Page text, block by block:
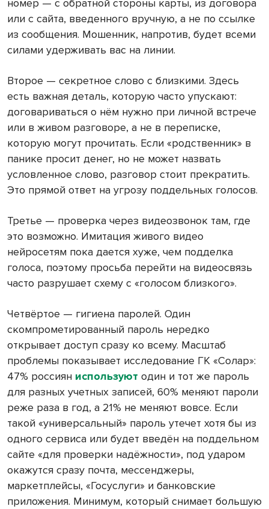
номер — с обратной стороны карты, из договора
или с сайта, введенного вручную, а не по ссылке
из сообщения. Мошенник, напротив, будет всеми
силами удерживать вас на линии.
Второе — секретное слово с близкими. Здесь
есть важная деталь, которую часто упускают:
договариваться о нём нужно при личной встрече
или в живом разговоре, а не в переписке,
которую могут прочитать. Если «родственник» в
панике просит денег, но не может назвать
условленное слово, разговор стоит прекратить.
Это прямой ответ на угрозу поддельных голосов.
Третье — проверка через видеозвонок там, где
это возможно. Имитация живого видео
нейросетям пока дается хуже, чем подделка
голоса, поэтому просьба перейти на видеосвязь
часто разрушает схему с «голосом близкого».
Четвёртое — гигиена паролей. Один
скомпрометированный пароль нередко
открывает доступ сразу ко всему. Масштаб
проблемы показывает исследование ГК «Солар»:
47% россиян используют один и тот же пароль
для разных учетных записей, 60% меняют пароли
реже раза в год, а 21% не меняют вовсе. Если
такой «универсальный» пароль утечет хотя бы из
одного сервиса или будет введён на поддельном
сайте «для проверки надёжности», под ударом
окажутся сразу почта, мессенджеры,
маркетплейсы, «Госуслуги» и банковские
приложения. Минимум, который снимает большую